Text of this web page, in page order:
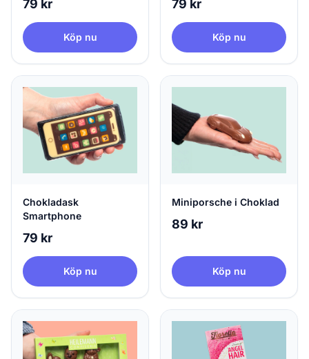
79 kr
Köp nu
79 kr
Köp nu
Chokladask
Smartphone
79 kr
Köp nu
Miniporsche i Choklad
89 kr
Köp nu